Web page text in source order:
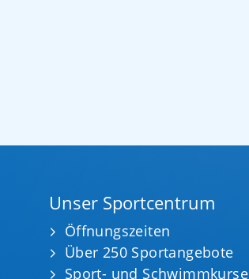
Unser Sportcentrum
Öffnungszeiten
Über 250 Sportangebote
Sport- und Schwimmkurse